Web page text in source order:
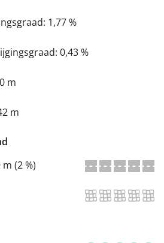
1,77 %
0,43 %
0 m
m
m (2 %)